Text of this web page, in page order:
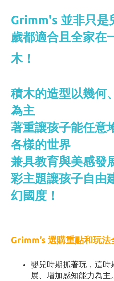
Grimm's 並非只是
歲都適合且全家在
木！
積木的造型以幾何
為主
著重讓孩子能任意
各樣的世界
兼具教育與美感發
彩主題讓孩子自由
幻國度！
Grimm’s 選購重點和玩法
嬰兒時期抓著玩，這
展、增加感知能力為主。